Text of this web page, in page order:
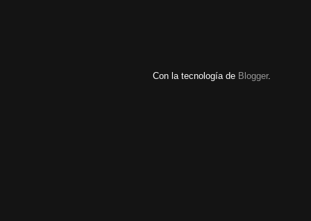
Con la tecnología de Blogger.